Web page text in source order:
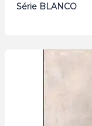
Série BLANCO